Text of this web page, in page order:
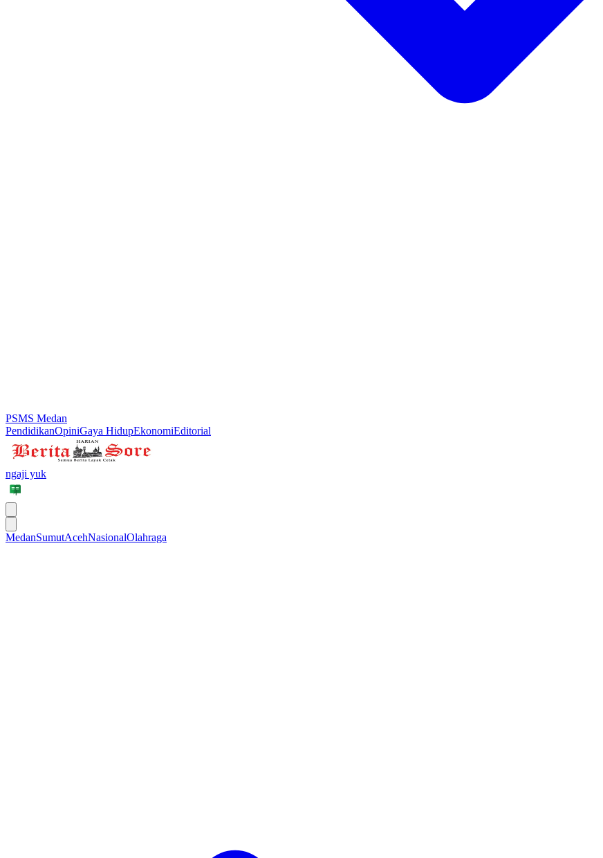
PSMS Medan
PendidikanOpiniGaya HidupEkonomiEditorial
ngaji yuk
MedanSumutAcehNasionalOlahraga